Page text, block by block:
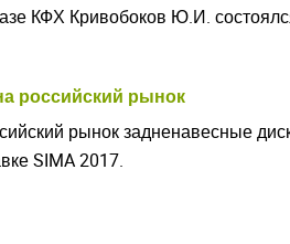
КФХ Кривобоков Ю.И.
российский рынок
рынок задненавесные
SIMA 2017.